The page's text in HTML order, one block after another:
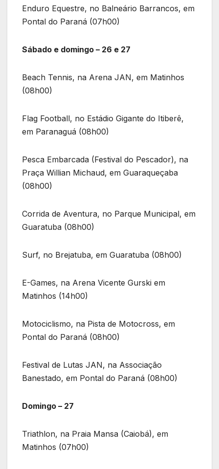
Enduro Equestre, no Balneário Barrancos, em
Pontal do Paraná (07h00)
Sábado e domingo – 26 e 27
Beach Tennis, na Arena JAN, em Matinhos
(08h00)
Flag Football, no Estádio Gigante do Itiberê,
em Paranaguá (08h00)
Pesca Embarcada (Festival do Pescador), na
Praça Willian Michaud, em Guaraqueçaba
(08h00)
Corrida de Aventura, no Parque Municipal, em
Guaratuba (08h00)
Surf, no Brejatuba, em Guaratuba (08h00)
E-Games, na Arena Vicente Gurski em
Matinhos (14h00)
Motociclismo, na Pista de Motocross, em
Pontal do Paraná (08h00)
Festival de Lutas JAN, na Associação
Banestado, em Pontal do Paraná (08h00)
Domingo – 27
Triathlon, na Praia Mansa (Caiobá), em
Matinhos (07h00)